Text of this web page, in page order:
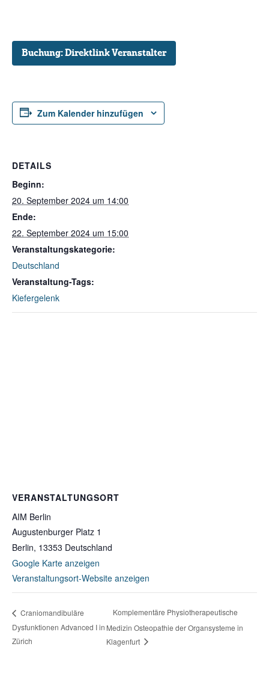
Buchung: Direktlink Veranstalter
Zum Kalender hinzufügen
DETAILS
Beginn:
20. September 2024 um 14:00
Ende:
22. September 2024 um 15:00
Veranstaltungskategorie:
Deutschland
Veranstaltung-Tags:
Kiefergelenk
VERANSTALTUNGSORT
AIM Berlin
Augustenburger Platz 1
Berlin, 13353 Deutschland
Google Karte anzeigen
Veranstaltungsort-Website anzeigen
Craniomandibuläre
Dysfunktionen Advanced I in
Zürich
Komplementäre Physiotherapeutische
Medizin Osteopathie der Organsysteme in
Klagenfurt